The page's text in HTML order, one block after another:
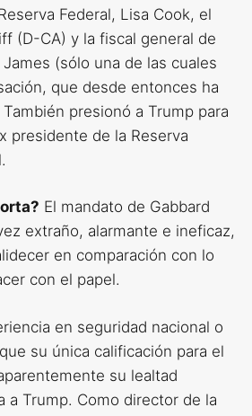
Federal, Lisa Cook, el
(D-CA) y la fiscal general de
(sólo una de las cuales
que desde entonces ha
presionó a Trump para
presidente de la Reserva
El mandato de Gabbard
extraño, alarmante e ineficaz,
en comparación con lo
con el papel.
en seguridad nacional o
su única calificación para el
su lealtad
a Trump. Como director de la